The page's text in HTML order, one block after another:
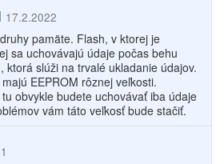
17.2.2022
pamäte. Flash, v ktorej je
sa uchovávajú údaje počas behu
ktorá slúži na trvalé ukladanie údajov.
EEPROM rôznej veľkosti.
obvykle budete uchovávať iba údaje
vám táto veľkosť bude stačiť.